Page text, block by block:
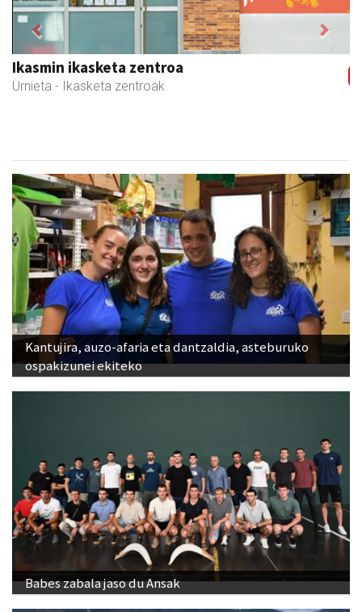
Mendi autoeskola
Andoain - Autoeskolak
Previous Next
Kantujira, auzo-afaria eta dantzaldia, asteburuko
ospakizunei ekiteko
Babes zabala jaso du Ansak